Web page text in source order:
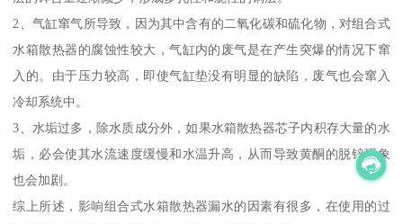
2、气缸窜气所导致，因为其中含有的二氧化碳和硫化物，对组合式
水箱散热器的腐蚀性较大，气缸内的废气是在产生突爆的情况下窜
入的。由于压力较高，即使气缸垫没有明显的缺陷，废气也会窜入
冷却系统中。
3、水垢过多，除水质成分外，如果水箱散热器芯子内积存大量的水
垢，必会使其水流速度缓慢和水温升高，从而导致黄酮的脱锌现象
也会加剧。
综上所述，影响组合式水箱散热器漏水的因素有很多，在使用的过